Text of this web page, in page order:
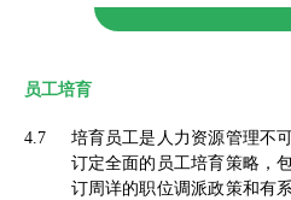
员工培育
4.7
培育员工是人力资源管理不
订定全面的员工培育策略，
订周详的职位调派政策和有